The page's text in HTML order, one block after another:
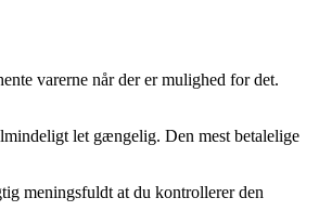
varerne når der er mulighed for det.
let gængelig. Den mest betalelige
meningsfuldt at du kontrollerer den